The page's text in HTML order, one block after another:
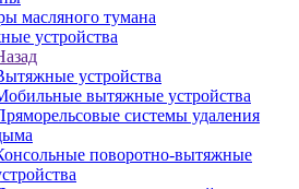
масляного тумана
устройства
устройства
вытяжные устройства
системы удаления
поворотно-вытяжные